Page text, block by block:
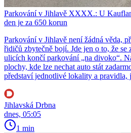
Parkování v Jihlavě XXXX.: U
den je za 650 korun
Parkování v Jihlavě není žádná věda,
řidičů zbytečně bojí. Jde jen o to, že se
ulicích končí parkování „na divoko“.
plochy, kde lze nechat auto stát
představí jednotlivé lokality a pravidla,
Jihlavská Drbna
dnes, 05:05
1 min